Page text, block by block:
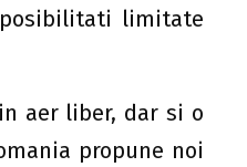
limitate
aer liber, dar si o
propune noi